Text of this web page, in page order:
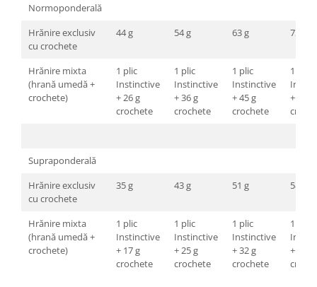
Normoponderală
Hrănire exclusiv
cu crochete
44 g 54 g 63 g 72 g
Hrănire mixta
(hrană umedă +
crochete)
1 plic
Instinctive
+ 26 g
crochete
1 plic
Instinctive
+ 36 g
crochete
1 plic
Instinctive
+ 45 g
crochete
1 plic
+ 54 g
Supraponderală
Hrănire exclusiv
cu crochete
35 g 43 g 51 g 58 g
Hrănire mixta
(hrană umedă +
crochete)
1 plic
Instinctive
+ 17 g
crochete
1 plic
Instinctive
+ 25 g
crochete
1 plic
Instinctive
+ 32 g
crochete
1 plic
+ 39 g